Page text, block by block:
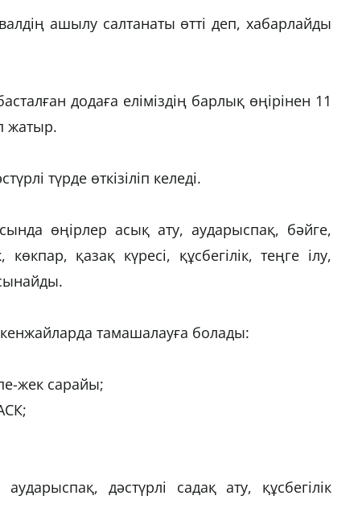
ашылу салтанаты өтті деп, хабарлайды
додаға еліміздің барлық өңірінен 11
жатыр.
түрде өткізіліп келеді.
өңірлер асық ату, аударыспақ, бәйге,
қазақ күресі, құсбегілік, теңге ілу,
тамашалауға болады:
жек сарайы;
дәстүрлі садақ ату, құсбегілік